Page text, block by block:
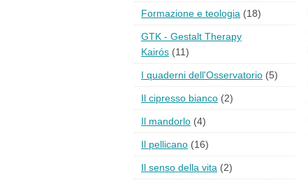
Formazione e teologia (18)
GTK - Gestalt Therapy
Kairós (11)
I quaderni dell'Osservatorio (5)
Il cipresso bianco (2)
Il mandorlo (4)
Il pellicano (16)
Il senso della vita (2)